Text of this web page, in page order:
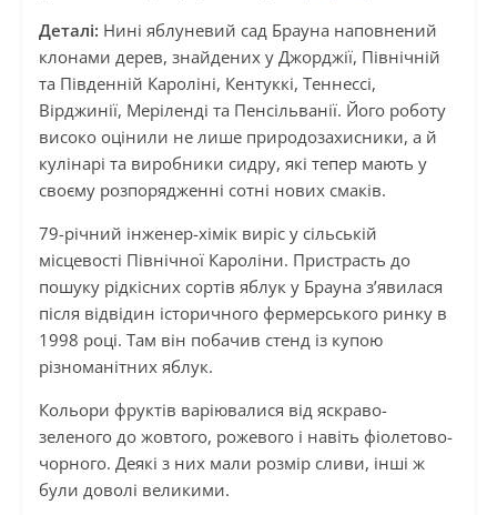
Деталі: Нині яблуневий сад Брауна наповнений
клонами дерев, знайдених у Джорджії, Північній
та Південній Кароліні, Кентуккі, Теннессі,
Вірджинії, Меріленді та Пенсільванії. Його роботу
високо оцінили не лише природозахисники, а й
кулінарі та виробники сидру, які тепер мають у
своєму розпорядженні сотні нових смаків.
79-річний інженер-хімік виріс у сільській
місцевості Північної Кароліни. Пристрасть до
пошуку рідкісних сортів яблук у Брауна з’явилася
після відвідин історичного фермерського ринку в
1998 році. Там він побачив стенд із купою
різноманітних яблук.
Кольори фруктів варіювалися від яскраво-
зеленого до жовтого, рожевого і навіть фіолетово-
чорного. Деякі з них мали розмір сливи, інші ж
були доволі великими.